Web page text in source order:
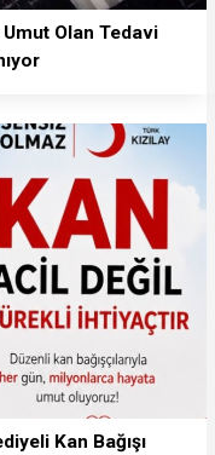
Olan Tedavi
Kan Bağışı